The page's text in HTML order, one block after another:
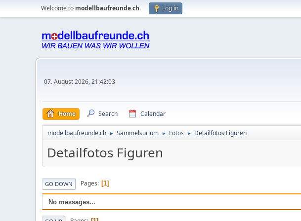
Welcome to modellbaufreunde.ch. Log in
07. August 2026, 21:42:03
Home Search Calendar
modellbaufreunde.ch ► Sammelsurium ► Fotos ► Detailfotos Figuren
Detailfotos Figuren
GO DOWN Pages 1
No messages...